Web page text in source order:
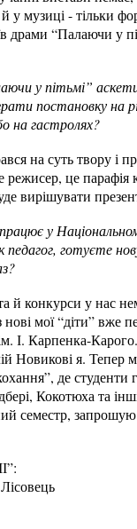
музиці - тільки
драми “Палаючи у
у пітьмі”
постановку на
на гастролях?
на суть твору і
це парафія
вирішувати
у
педагог, готуєте
й конкурси у нас
мої “діти” вже
І. Карпенка-
Новикові я. Тепер
де студенти
Кокотюха та
семестр,